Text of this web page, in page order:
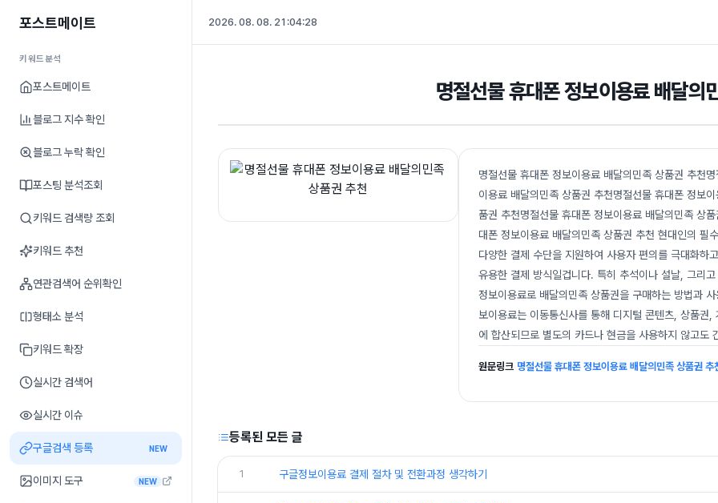
포스트메이트
키워드분석
포스트메이트
블로그 지수 확인
블로그 누락 확인
포스팅 분석조회
키워드 검색량 조회
키워드 추천
연관검색어 순위확인
형태소 분석
키워드 확장
실시간 검색어
실시간 이슈
구글검색 등록 NEW
이미지 도구 NEW
2026. 08. 08. 21:04:28
명절선물 휴대폰 정보이용료 배달의
명절선물 휴대폰 정보이용료 배달의민족 상품권 추천
이용료 배달의민족 상품권 추천명절선물 휴대폰 정보
품권 추천명절선물 휴대폰 정보이용료 배달의민족 상
대폰 정보이용료 배달의민족 상품권 추천 현대인의 필
다양한 결제 수단을 지원하여 사용자 편의를 극대화하
유용한 결제 방식일겁니다. 특히 추석이나 설날, 그리
정보이용료로 배달의민족 상품권을 구매하는 방법과
보이용료는 이동통신사를 통해 디지털 콘텐츠, 상품
에 합산되므로 별도의 카드나 현금을 사용하지 않고도
원문링크 명절선물 휴대폰 정보이용료 배달의민족 상품권 추
등록된 모든 글
1 구글정보이용료 결제 절차 및 전환과정 생각하기